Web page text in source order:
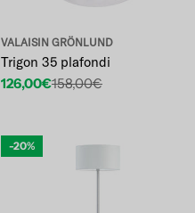
VALAISIN GRÖNLUND
Trigon 35 plafondi
Etuhinta
126,00€
Normaalihinta
158,00€
-20%